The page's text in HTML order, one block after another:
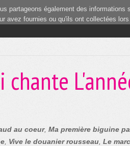
chante
au coeur, Ma première biguine
Vive le douanier rousseau Le
partageons également des
avez fournies ou qu'ils ont collectées